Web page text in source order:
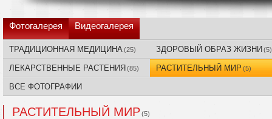
Фотогалерея Видеогалерея
ТРАДИЦИОННАЯ МЕДИЦИНА(25) ЗДОРОВЫЙ ОБРАЗ ЖИЗНИ (5)
ЛЕКАРСТВЕННЫЕ РАСТЕНИЯ (85) РАСТИТЕЛЬНЫЙ МИР(5)
ВСЕ ФОТОГРАФИИ
РАСТИТЕЛЬНЫЙ МИР(5)